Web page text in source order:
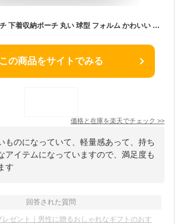
ランジェリーポーチ 下着収納ポーチ 丸い 球型 フォルム かわいい シンプル おしゃれ コンパクト 超軽量 持ち手付き 旅行 大容量 撥水 トラベル 出張 ブラジャー 下着 靴下 トラベルポーチ レディース プレゼント ギフト 立体 ナチュラル 便利グッズ パッキング
この商品をサイトでみる
価格と在庫を楽天でチェック >>
ものになっていて、軽量感あって、持ち
アイテムになっていますので、満足度も
す
回答された質問
ゼント｜男性に贈るおしゃれなギフトのおす